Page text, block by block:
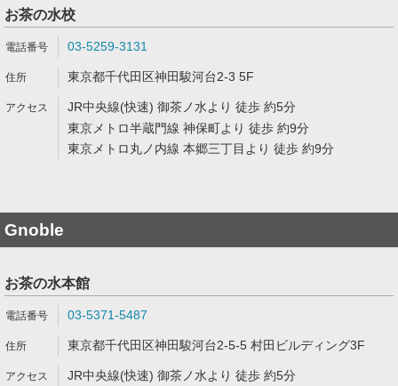
お茶の水校
03-5259-3131
東京都千代田区神田駿河台2-3 5F
JR中央線(快速) 御茶ノ水より 徒歩 約5分
東京メトロ半蔵門線 神保町より 徒歩 約9分
東京メトロ丸ノ内線 本郷三丁目より 徒歩 約9分
Gnoble
お茶の水本館
03-5371-5487
東京都千代田区神田駿河台2-5-5 村田ビルディング3F
JR中央線(快速) 御茶ノ水より 徒歩 約5分